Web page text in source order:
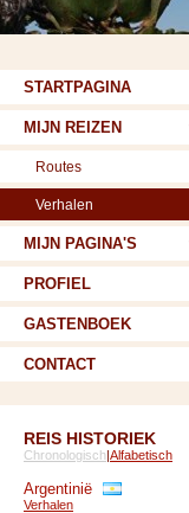
STARTPAGINA
MIJN REIZEN
Routes
Verhalen
MIJN PAGINA'S
PROFIEL
GASTENBOEK
CONTACT
REIS HISTORIEK
Chronologisch|Alfabetisch
Argentinië
Verhalen